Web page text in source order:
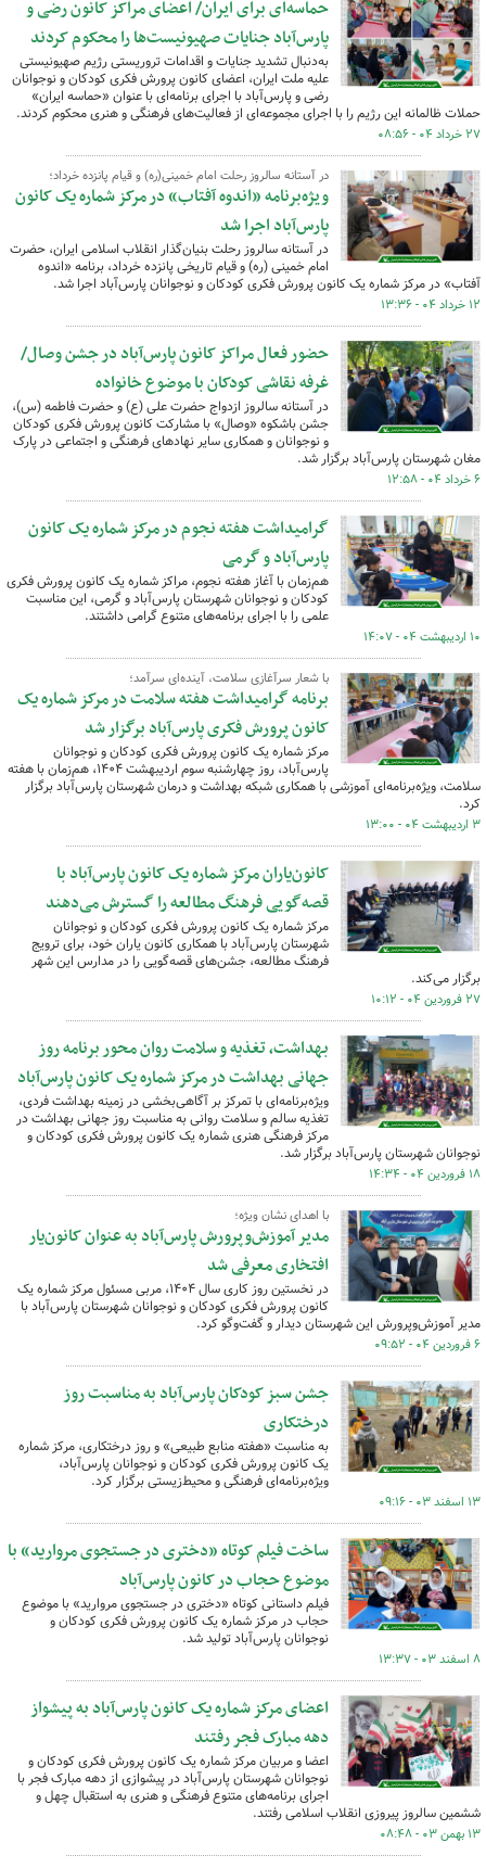
حماسه‌ای برای ایران/ اعضای مراکز کانون رضی و
پارس‌آباد جنایات صهیونیست‌ها را محکوم کردند
به‌دنبال تشدید جنایات و اقدامات تروریستی رژیم صهیونیستی
علیه ملت ایران، اعضای کانون پرورش فکری کودکان و نوجوانان
رضی و پارس‌آباد با اجرای برنامه‌ای با عنوان «حماسه ایران»
حملات ظالمانه این رژیم را با اجرای مجموعه‌ای از فعالیت‌های فرهنگی و هنری محکوم کردند.
۲۷ خرداد ۰۴ - ۰۸:۵۶
در آستانه سالروز رحلت امام خمینی(ره) و قیام پانزده خرداد؛
ویژه‌برنامه «اندوه آفتاب» در مرکز شماره یک کانون
پارس‌آباد اجرا شد
در آستانه سالروز رحلت بنیان‌گذار انقلاب اسلامی ایران، حضرت
امام خمینی (ره) و قیام تاریخی پانزده خرداد، ‌برنامه‌ «اندوه
آفتاب» در مرکز شماره یک کانون پرورش فکری کودکان و نوجوانان پارس‌آباد اجرا شد.
۱۲ خرداد ۰۴ - ۱۳:۳۶
حضور فعال مراکز کانون پارس‌آباد در جشن وصال/
غرفه نقاشی کودکان با موضوع خانواده
در آستانه سالروز ازدواج حضرت علی (ع) و حضرت فاطمه (س)،
جشن باشکوه «وصال» با مشارکت کانون پرورش فکری کودکان
و نوجوانان و همکاری سایر نهادهای فرهنگی و اجتماعی در پارک
مغان شهرستان پارس‌آباد برگزار شد.
۶ خرداد ۰۴ - ۱۲:۵۸
گرامیداشت هفته نجوم در مرکز شماره یک کانون
پارس‌آباد و گرمی
هم‌زمان با آغاز هفته نجوم، مراکز شماره یک کانون پرورش فکری
کودکان و نوجوانان شهرستان پارس‌آباد و گرمی، این مناسبت
علمی را با اجرای برنامه‌های متنوع گرامی داشتند.
۱۰ اردیبهشت ۰۴ - ۱۴:۰۷
با شعار سرآغازی سلامت، آینده‌ای سرآمد؛
برنامه گرامیداشت هفته سلامت در مرکز شماره یک
کانون پرورش فکری پارس‌آباد برگزار شد
مرکز شماره یک کانون پرورش فکری کودکان و نوجوانان
پارس‌آباد، روز چهارشنبه سوم اردیبهشت ۱۴۰۴، هم‌زمان با هفته
سلامت، ویژه‌برنامه‌ای آموزشی با همکاری شبکه بهداشت و درمان شهرستان پارس‌آباد برگزار
کرد.
۳ اردیبهشت ۰۴ - ۱۳:۰۰
کانون‌یاران مرکز شماره یک کانون پارس‌آباد با
قصه‌گویی فرهنگ مطالعه را گسترش می‌دهند
مرکز شماره یک کانون پرورش فکری کودکان و نوجوانان
شهرستان پارس‌آباد با همکاری کانون یاران خود، برای ترویج
فرهنگ مطالعه، جشن‌های قصه‌گویی را در مدارس این شهر
برگزار می‌کند.
۲۷ فروردین ۰۴ - ۱۰:۱۲
بهداشت، تغذیه و سلامت روان محور برنامه روز
جهانی بهداشت در مرکز شماره یک کانون پارس‌آباد
ویژه‌برنامه‌ای با تمرکز بر آگاهی‌بخشی در زمینه بهداشت فردی،
تغذیه سالم و سلامت روانی به مناسبت روز جهانی بهداشت در
مرکز فرهنگی هنری شماره یک کانون پرورش فکری کودکان و
نوجوانان شهرستان پارس‌آباد برگزار شد.
۱۸ فروردین ۰۴ - ۱۴:۳۴
با اهدای نشان ویژه؛
مدیر آموزش‌وپرورش پارس‌آباد به عنوان کانون‌یار
افتخاری معرفی شد
در نخستین روز کاری سال ۱۴۰۴، مربی مسئول مرکز شماره یک
کانون پرورش فکری کودکان و نوجوانان شهرستان پارس‌آباد با
مدیر آموزش‌وپرورش این شهرستان دیدار و گفت‌وگو کرد.
۶ فروردین ۰۴ - ۰۹:۵۲
جشن سبز کودکان پارس‌آباد به مناسبت روز
درختکاری
به مناسبت «هفته منابع طبیعی» و روز درختکاری، مرکز شماره
یک کانون پرورش فکری کودکان و نوجوانان پارس‌آباد،
ویژه‌برنامه‌ای فرهنگی و محیط‌زیستی برگزار کرد.
۱۳ اسفند ۰۳ - ۰۹:۱۶
ساخت فیلم کوتاه «دختری در جستجوی مروارید» با
موضوع حجاب در کانون پارس‌آباد
فیلم داستانی کوتاه «دختری در جستجوی مروارید» با موضوع
حجاب در مرکز شماره یک کانون پرورش فکری کودکان و
نوجوانان پارس‌آباد تولید شد.
۸ اسفند ۰۳ - ۱۳:۳۷
اعضای مرکز شماره یک کانون پارس‌آباد به پیشواز
دهه مبارک فجر رفتند
اعضا و مربیان مرکز شماره یک کانون پرورش فکری کودکان و
نوجوانان شهرستان پارس‌آباد در پیشوازی از دهه مبارک فجر با
اجرای برنامه‌های متنوع فرهنگی و هنری به استقبال چهل و
ششمین سالروز پیروزی انقلاب اسلامی رفتند.
۱۳ بهمن ۰۳ - ۰۸:۴۸